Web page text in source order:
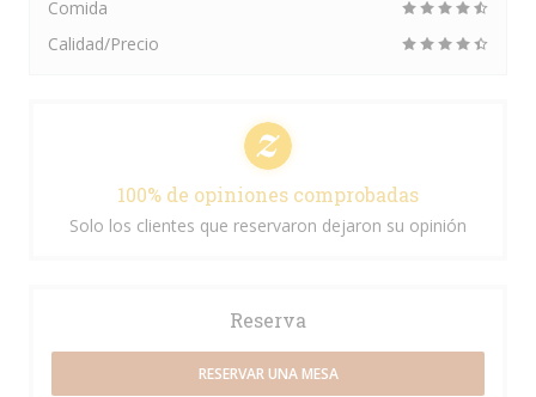
Comida
Calidad/Precio
100% de opiniones comprobadas
Solo los clientes que reservaron dejaron su opinión
Reserva
RESERVAR UNA MESA